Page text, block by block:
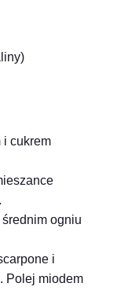
i cukrem
ogniu
i
Polej miodem